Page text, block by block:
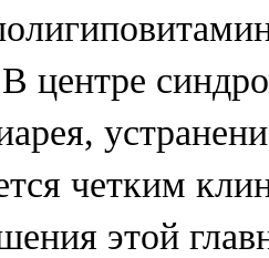
центре
четким
этой